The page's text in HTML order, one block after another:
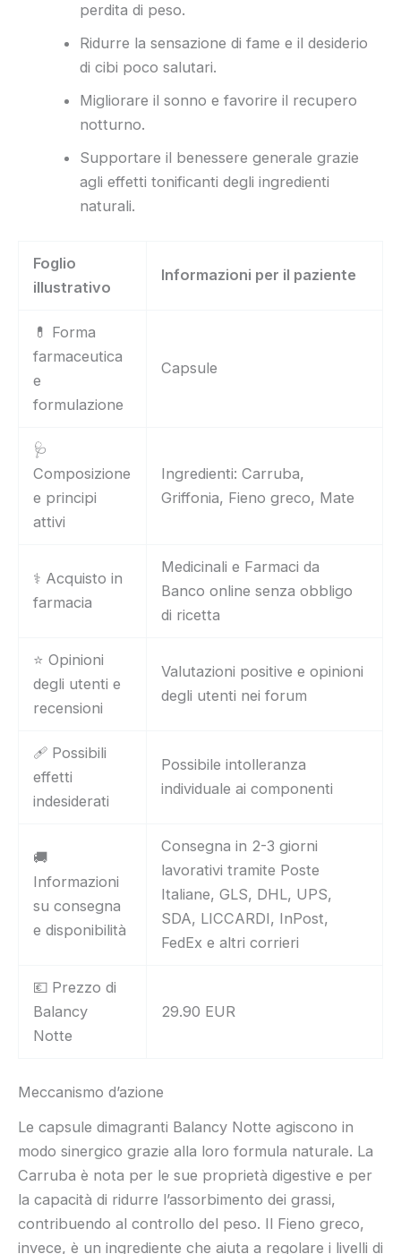
perdita di peso.
Ridurre la sensazione di fame e il desiderio
di cibi poco salutari.
Migliorare il sonno e favorire il recupero
notturno.
Supportare il benessere generale grazie
agli effetti tonificanti degli ingredienti
naturali.
Foglio
illustrativo
Informazioni per il paziente
💊 Forma
farmaceutica
e
formulazione
Capsule
🩺
Composizione
e principi
attivi
Ingredienti: Carruba,
Griffonia, Fieno greco, Mate
⚕️ Acquisto in
farmacia
Medicinali e Farmaci da
Banco online senza obbligo
di ricetta
⭐ Opinioni
degli utenti e
recensioni
Valutazioni positive e opinioni
degli utenti nei forum
🩹 Possibili
effetti
indesiderati
Possibile intolleranza
individuale ai componenti
🚚
Informazioni
su consegna
e disponibilità
Consegna in 2-3 giorni
lavorativi tramite Poste
Italiane, GLS, DHL, UPS,
SDA, LICCARDI, InPost,
FedEx e altri corrieri
💶 Prezzo di
Balancy
Notte
29.90 EUR
Meccanismo d’azione
Le capsule dimagranti Balancy Notte agiscono in
modo sinergico grazie alla loro formula naturale. La
Carruba è nota per le sue proprietà digestive e per
la capacità di ridurre l’assorbimento dei grassi,
contribuendo al controllo del peso. Il Fieno greco,
invece, è un ingrediente che aiuta a regolare i livelli di